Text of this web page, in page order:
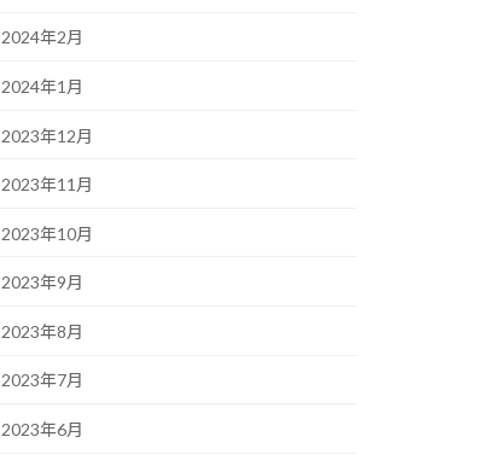
2024年2月
2024年1月
2023年12月
2023年11月
2023年10月
2023年9月
2023年8月
2023年7月
2023年6月